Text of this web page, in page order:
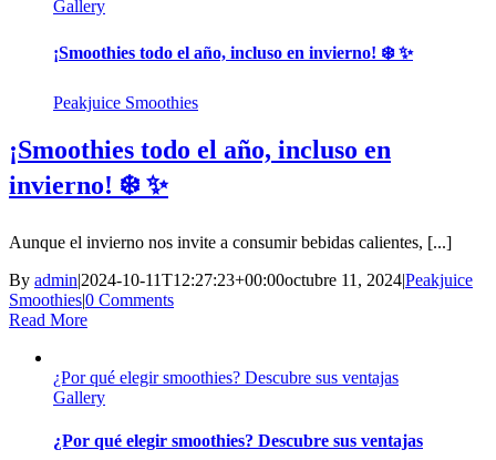
Gallery
¡Smoothies todo el año, incluso en invierno! ❄️ ✨
Peakjuice Smoothies
¡Smoothies todo el año, incluso en
invierno! ❄️ ✨
Aunque el invierno nos invite a consumir bebidas calientes, [...]
By admin|2024-10-11T12:27:23+00:00octubre 11, 2024|Peakjuice
Smoothies|0 Comments
Read More
¿Por qué elegir smoothies? Descubre sus ventajas
Gallery
¿Por qué elegir smoothies? Descubre sus ventajas